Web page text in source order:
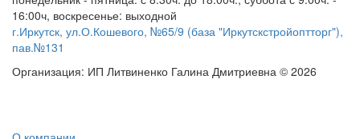
16:00ч, воскресенье: выходной
г.Иркутск, ул.О.Кошевого, №65/9 (база "Иркутскстройоптторг"),
пав.№131
Организация: ИП Литвиненко Галина Дмитриевна © 2026